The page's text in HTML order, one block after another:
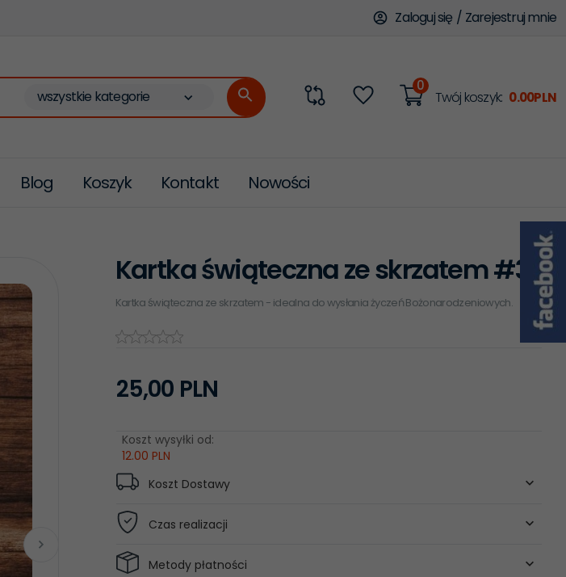
Zaloguj się / Zarejestruj mnie
categories_searcher
wszystkie kategorie
0
Twój koszyk: 0.00PLN
Blog Koszyk Kontakt Nowości
Kartka świąteczna ze skrzatem #3
Kartka świąteczna ze skrzatem - idealna do wysłania życzeń Bożonarodzeniowych.
25,00 PLN
Koszt wysyłki od:
12.00 PLN
Koszt Dostawy
Czas realizacji
Metody płatności